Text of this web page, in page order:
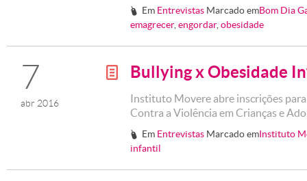
# Em Entrevistas Marcado emBom Dia
emagrecer, engordar, obesidade
7
abr 2016
g Bullying x Obesidade
Instituto Movere abre inscrições
Contra a Violência em Crianças e
# Em Entrevistas Marcado emInstituto
infantil